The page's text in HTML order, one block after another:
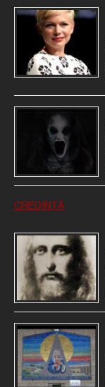
CREDINȚĂ